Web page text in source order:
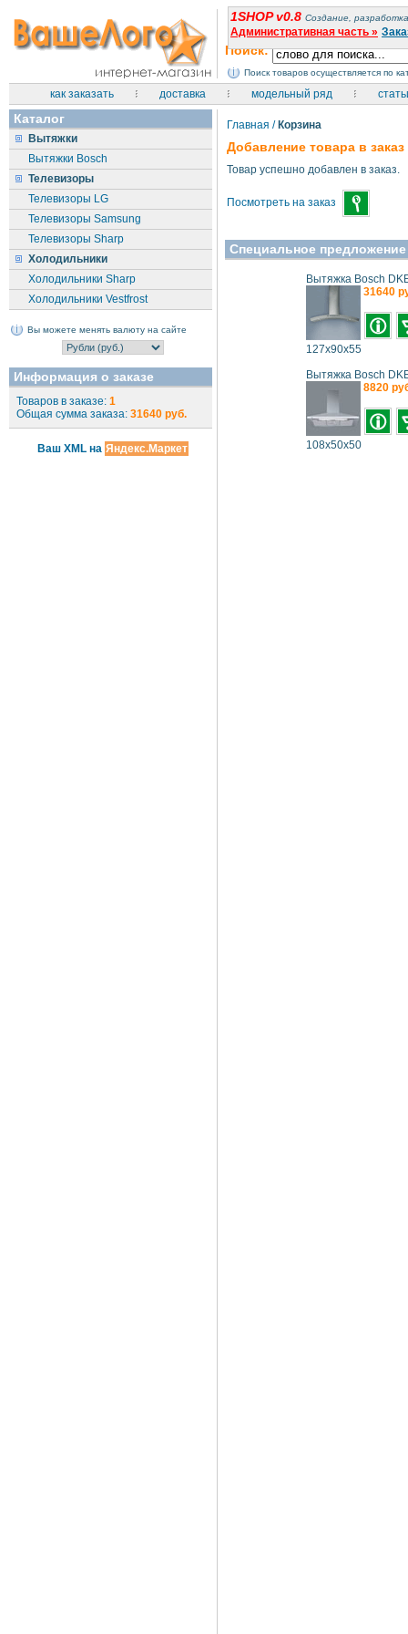
Поиск:
Поиск товаров осуществляется по
как заказать доставка модельный ряд
Каталог
Вытяжки
Вытяжки Bosch
Телевизоры
Телевизоры LG
Телевизоры Samsung
Телевизоры Sharp
Холодильники
Холодильники Sharp
Холодильники Vestfrost
Вы можете менять валюту на сайте
Информация о заказе
Товаров в заказе: 1
Общая сумма заказа: 31640 руб.
Ваш XML на Яндекс.Маркет
Главная / Корзина
Добавление товара в заказ
Товар успешно добавлен в заказ.
Посмотреть на заказ
Специальное предложение
Вытяжка Bosch
31640
127x90x55
Вытяжка Bosch
8820
108x50x50
1SHOP v0.8 Создание,
Административная часть »